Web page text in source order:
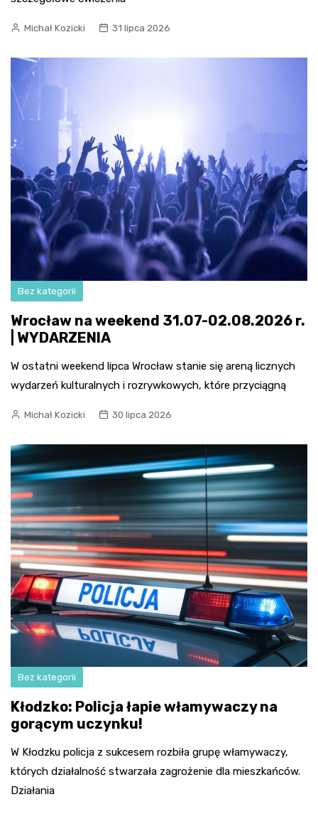
Michał Kozicki 31 lipca 2026
Bez kategorii
Wrocław na weekend 31.07-02.08.2026 r.
| WYDARZENIA
W ostatni weekend lipca Wrocław stanie się areną licznych
wydarzeń kulturalnych i rozrywkowych, które przyciągną
Michał Kozicki 30 lipca 2026
Bez kategorii
Kłodzko: Policja łapie włamywaczy na
gorącym uczynku!
W Kłodzku policja z sukcesem rozbiła grupę włamywaczy,
których działalność stwarzała zagrożenie dla mieszkańców.
Działania